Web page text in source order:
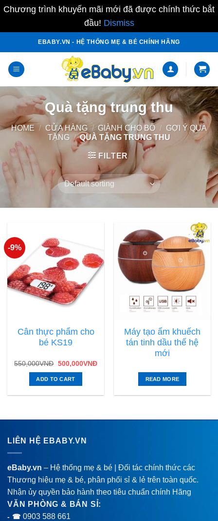
Chương trình khuyến mãi mới đã được chính thức bắt
đầu! Dismiss
content
EBABY.VN - HỆ THỐNG MẸ & BÉ CHÍNH HÃNG
Quà tặng trung thu
HOME / CỬA HÀNG / GIÀNH CHO BỐ / GỢI Ý QUÀ
TẶNG / QUÀ TẶNG TRUNG THU
FILTER
-9%
Cân thực phẩm cho
bé KS19
550,000VNĐ 500,000VNĐ
ADD TO CART
Máy tạo ẩm khuếch
tán tinh dầu thế hệ
mới
READ MORE
LIÊN HỆ EBABY.VN
eBaby.vn – Hệ thống mẹ & bé | Đối tác chính thức các
Thương hiệu mẹ & bé, phân phối sỉ & lẻ trên toàn quốc.
Nhận ủy quyền bảo hành theo tiêu chuẩn chính Hãng
VĂN PHÒNG & BÁN SỈ:
- ☎ 0903 588 661